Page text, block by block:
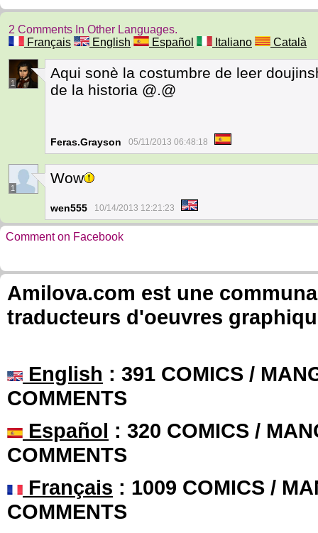
2 Comments In Other Languages.
Français
English Español Italiano Català
1
Aqui sonè la costumbre de leer
de la historia @.@
Feras.Grayson 05/11/2013 06:48:18
1
Wow
wen555 10/14/2013 12:21:23
Comment on Facebook
Amilova.com est une
traducteurs d'oeuvres
English : 391 COMICS /
COMMENTS
Español : 320 COMICS /
COMMENTS
Français : 1009 COMICS /
COMMENTS